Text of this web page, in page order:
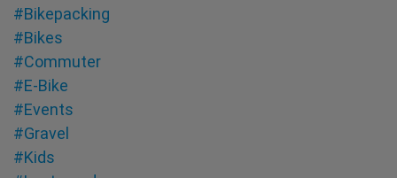
#Bikepacking
#Bikes
#Commuter
#E-Bike
#Events
#Gravel
#Kids